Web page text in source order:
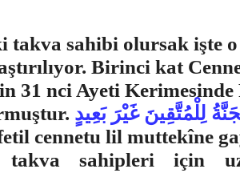
takva sahibi olursak işte
Birinci kat
31 nci Ayeti Kerimesinde
لِلْمُتَّقِينَ غَيْرَ بَعِيدٍ
cennetu lil muttekîne
takva sahipleri için